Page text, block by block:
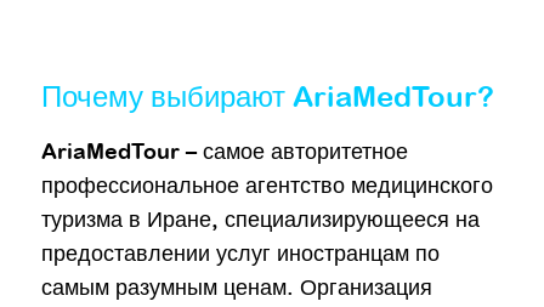
Почему выбирают AriaMedTour?
AriaMedTour – самое авторитетное
профессиональное агентство медицинского
туризма в Иране, специализирующееся на
предоставлении услуг иностранцам по
самым разумным ценам. Организация